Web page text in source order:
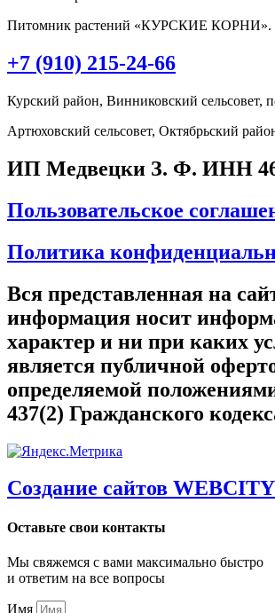
Питомник растений «КУРСКИЕ КОРНИ».
+7 (910) 215-24-66
Курский район, Винниковский сельсовет,
Артюховский сельсовет, Октябрьский
ИП Медвецки З. Ф. ИНН
Пользовательское
Политика
Вся представленная на
информация носит
характер и ни при каких
является публичной
определяемой
437(2) Гражданского
Создание сайтов WEBCITY
Оставьте свои контакты
Мы свяжемся с вами максимально быстро
и ответим на все вопросы
Имя